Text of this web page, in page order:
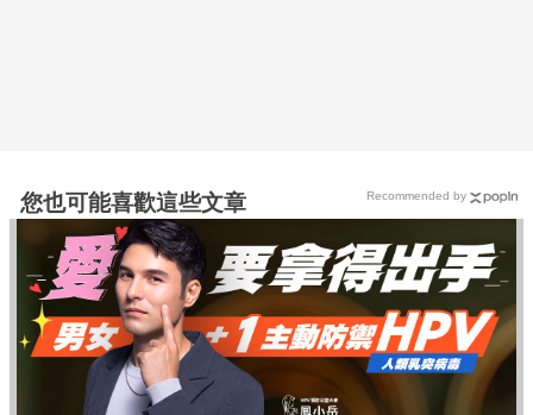
您也可能喜歡這些文章 Recommended by